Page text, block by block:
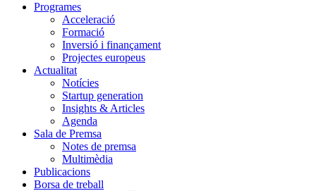
Programes
Acceleració
Formació
Inversió i finançament
Projectes europeus
Actualitat
Notícies
Startup generation
Insights & Articles
Agenda
Sala de Premsa
Notes de premsa
Multimèdia
Publicacions
Borsa de treball